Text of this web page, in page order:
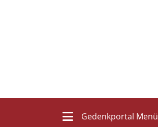
Gedenkportal Menü